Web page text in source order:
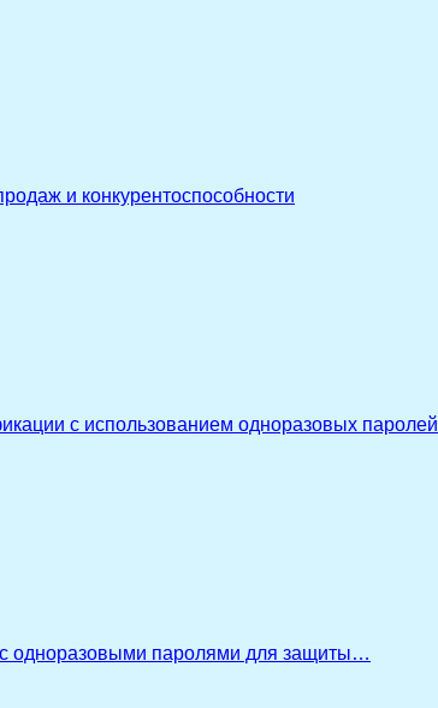
и конкурентоспособности
с использованием одноразовых паролей
одноразовыми паролями для защиты…